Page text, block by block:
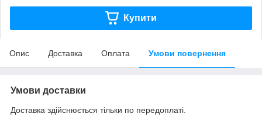
Купити
Опис Доставка Оплата Умови повернення
Умови доставки
Доставка здійснюється тільки по передоплаті.